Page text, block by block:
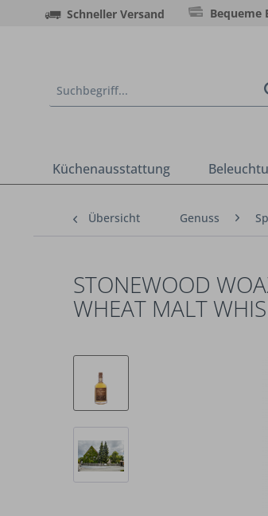
Schneller Versand Bequeme
Küchenausstattung
Übersicht Genuss
STONEWOOD
WHEAT MALT